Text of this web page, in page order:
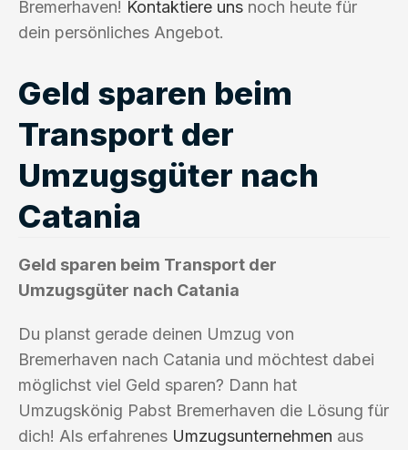
Bremerhaven! Kontaktiere uns noch heute für
dein persönliches Angebot.
Geld sparen beim
Transport der
Umzugsgüter nach
Catania
Geld sparen beim Transport der
Umzugsgüter nach Catania
Du planst gerade deinen Umzug von
Bremerhaven nach Catania und möchtest dabei
möglichst viel Geld sparen? Dann hat
Umzugskönig Pabst Bremerhaven die Lösung für
dich! Als erfahrenes Umzugsunternehmen aus